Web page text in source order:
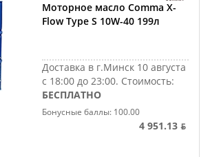
Моторное масло Comma X-
Flow Type S 10W-40 199л
Доставка в г.Минск 10 августа
с 18:00 до 23:00. Стоимость:
БЕСПЛАТНО
Бонусные баллы: 100.00
4 951.13 ƃ